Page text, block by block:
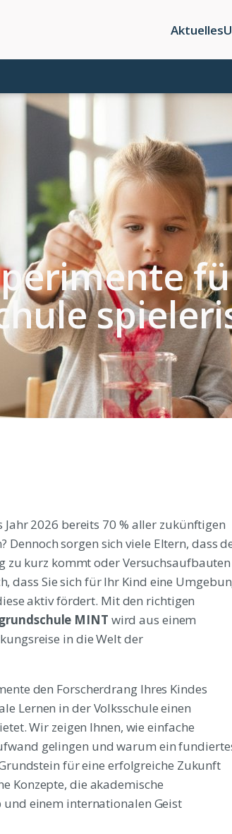
Aktuelles
2026 bereits 70 % aller zukünftigen
sorgen sich viele Eltern, dass
zu kurz kommt oder Versuchsaufbauten
dass Sie sich für Ihr Kind eine
aktiv fördert. Mit den richtigen
MINT wird aus einem
in die Welt der
den Forscherdrang Ihres Kindes
Lernen in der Volksschule einen
Wir zeigen Ihnen, wie einfache
gelingen und warum ein
für eine erfolgreiche Zukunft
Konzepte, die akademische
einem internationalen Geist